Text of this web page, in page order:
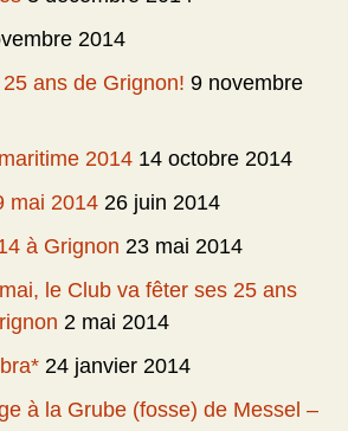
2014
ans de Grignon! 9 novembre
2014 14 octobre 2014
mai 2014 26 juin 2014
à Grignon 23 mai 2014
le Club va fêter ses 25 ans
2 mai 2014
24 janvier 2014
à la Grube (fosse) de Messel –